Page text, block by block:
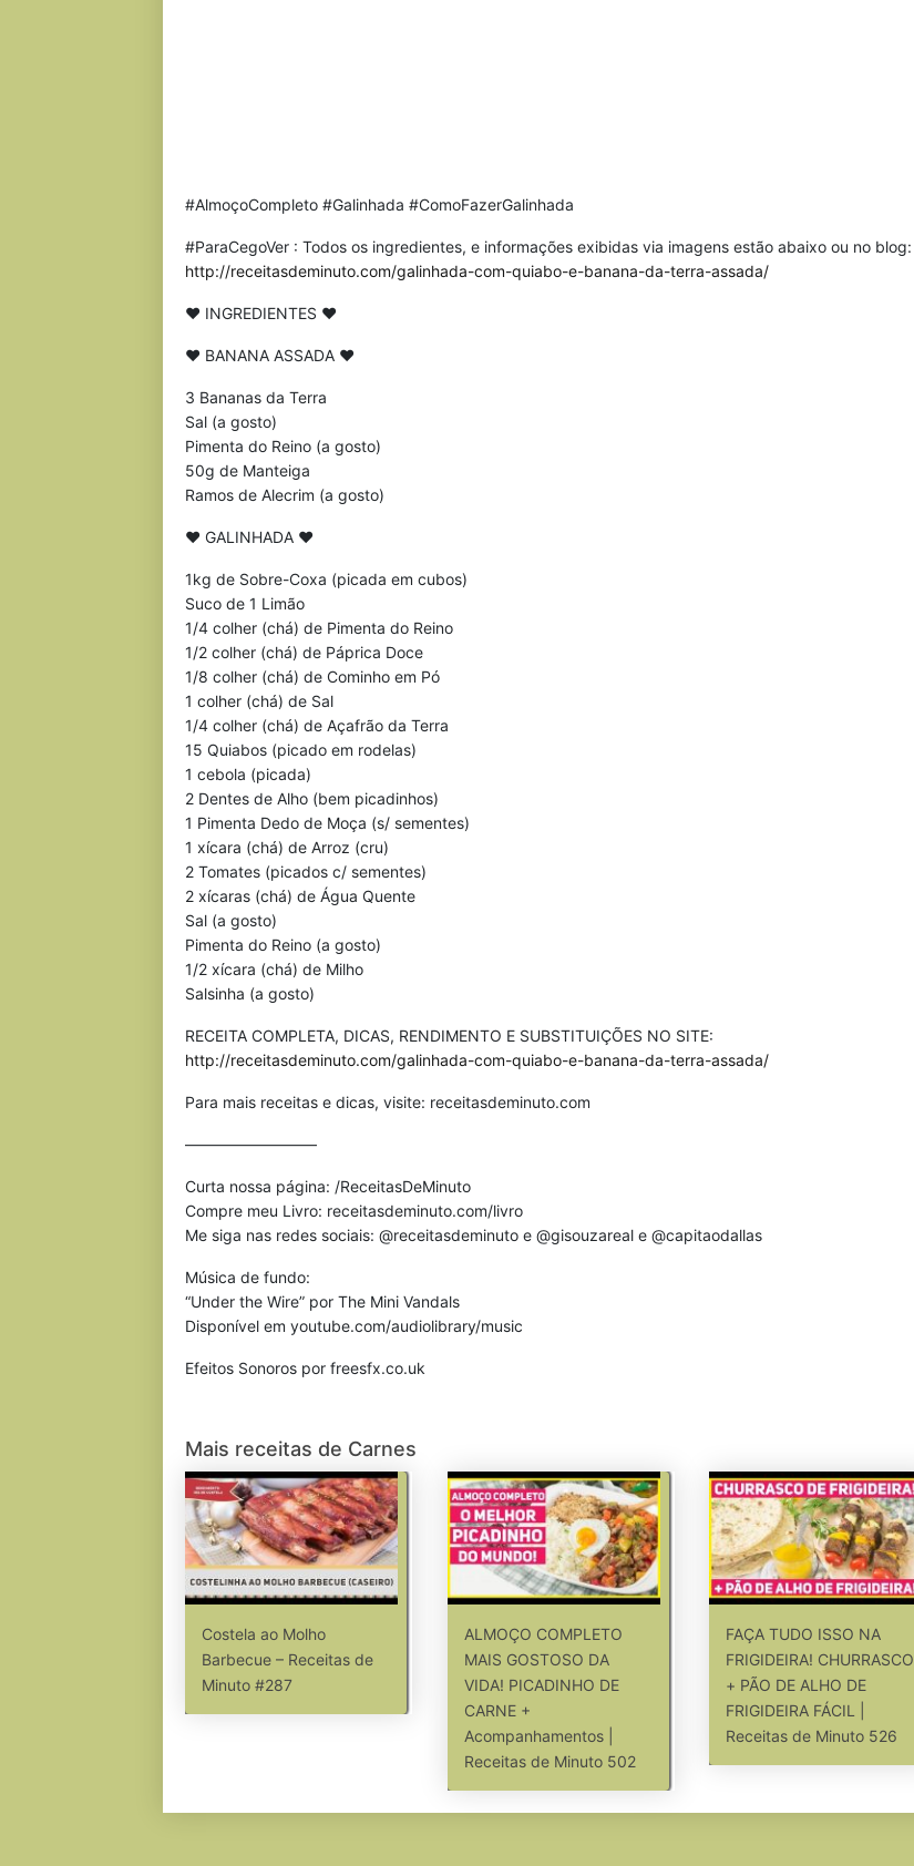
#AlmoçoCompleto #Galinhada #ComoFazerGalinhada
#ParaCegoVer : Todos os ingredientes, e informações exibidas via imagens estão abaixo ou no blog:
http://receitasdeminuto.com/galinhada-com-quiabo-e-banana-da-terra-assada/
♥ INGREDIENTES ♥
♥ BANANA ASSADA ♥
3 Bananas da Terra
Sal (a gosto)
Pimenta do Reino (a gosto)
50g de Manteiga
Ramos de Alecrim (a gosto)
♥ GALINHADA ♥
1kg de Sobre-Coxa (picada em cubos)
Suco de 1 Limão
1/4 colher (chá) de Pimenta do Reino
1/2 colher (chá) de Páprica Doce
1/8 colher (chá) de Cominho em Pó
1 colher (chá) de Sal
1/4 colher (chá) de Açafrão da Terra
15 Quiabos (picado em rodelas)
1 cebola (picada)
2 Dentes de Alho (bem picadinhos)
1 Pimenta Dedo de Moça (s/ sementes)
1 xícara (chá) de Arroz (cru)
2 Tomates (picados c/ sementes)
2 xícaras (chá) de Água Quente
Sal (a gosto)
Pimenta do Reino (a gosto)
1/2 xícara (chá) de Milho
Salsinha (a gosto)
RECEITA COMPLETA, DICAS, RENDIMENTO E SUBSTITUIÇÕES NO SITE:
http://receitasdeminuto.com/galinhada-com-quiabo-e-banana-da-terra-assada/
Para mais receitas e dicas, visite: receitasdeminuto.com
————————–
Curta nossa página: /ReceitasDeMinuto
Compre meu Livro: receitasdeminuto.com/livro
Me siga nas redes sociais: @receitasdeminuto e @gisouzareal e @capitaodallas
Música de fundo:
“Under the Wire” por The Mini Vandals
Disponível em youtube.com/audiolibrary/music
Efeitos Sonoros por freesfx.co.uk
Mais receitas de Carnes
Costela ao Molho
Barbecue – Receitas de
Minuto #287
ALMOÇO COMPLETO
MAIS GOSTOSO DA
VIDA! PICADINHO DE
CARNE +
Acompanhamentos |
Receitas de Minuto 502
FAÇA TUDO ISSO NA
FRIGIDEIRA! CHURRASCO
+ PÃO DE ALHO DE
FRIGIDEIRA FÁCIL |
Receitas de Minuto 526